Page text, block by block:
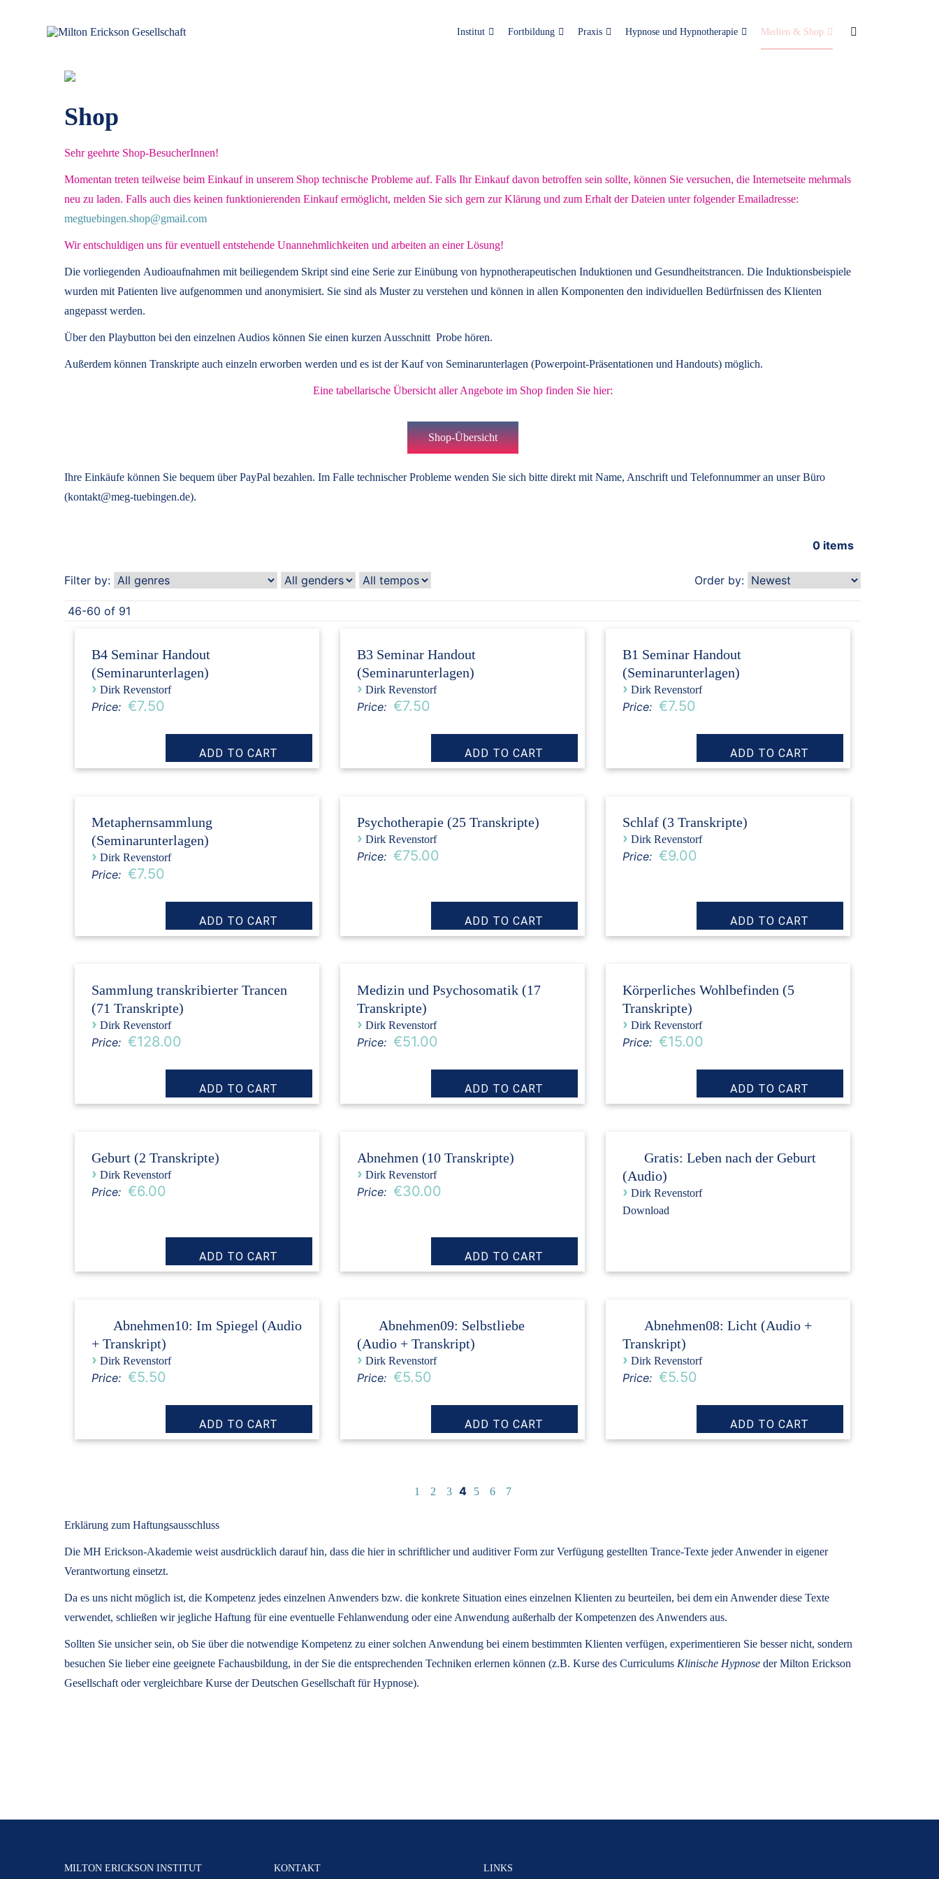
Institut Fortbildung Praxis Hypnose und Hypnotherapie Medien & Shop
Shop
Sehr geehrte Shop-BesucherInnen!
Momentan treten teilweise beim Einkauf in unserem Shop technische Probleme auf. Falls Ihr Einkauf davon betroffen sein sollte, können Sie versuchen, die Internetseite mehrmals
neu zu laden. Falls auch dies keinen funktionierenden Einkauf ermöglicht, melden Sie sich gern zur Klärung und zum Erhalt der Dateien unter folgender Emailadresse:
megtuebingen.shop@gmail.com
Wir entschuldigen uns für eventuell entstehende Unannehmlichkeiten und arbeiten an einer Lösung!
Die vorliegenden Audioaufnahmen mit beiliegendem Skript sind eine Serie zur Einübung von hypnotherapeutischen Induktionen und Gesundheitstrancen. Die Induktionsbeispiele
wurden mit Patienten live aufgenommen und anonymisiert. Sie sind als Muster zu verstehen und können in allen Komponenten den individuellen Bedürfnissen des Klienten
angepasst werden.
Über den Playbutton bei den einzelnen Audios können Sie einen kurzen Ausschnitt Probe hören.
Außerdem können Transkripte auch einzeln erworben werden und es ist der Kauf von Seminarunterlagen (Powerpoint-Präsentationen und Handouts) möglich.
Eine tabellarische Übersicht aller Angebote im Shop finden Sie hier:
Shop-Übersicht
Ihre Einkäufe können Sie bequem über PayPal bezahlen. Im Falle technischer Probleme wenden Sie sich bitte direkt mit Name, Anschrift und Telefonnummer an unser Büro
(kontakt@meg-tuebingen.de).
0 items
Filter by: Order by:
46-60 of 91
B4 Seminar Handout
(Seminarunterlagen)
› Dirk Revenstorf
Price: €7.50
B3 Seminar Handout
(Seminarunterlagen)
› Dirk Revenstorf
Price: €7.50
B1 Seminar Handout
(Seminarunterlagen)
› Dirk Revenstorf
Price: €7.50
Metaphernsammlung
(Seminarunterlagen)
› Dirk Revenstorf
Price: €7.50
Psychotherapie (25 Transkripte)
› Dirk Revenstorf
Price: €75.00
Schlaf (3 Transkripte)
› Dirk Revenstorf
Price: €9.00
Sammlung transkribierter Trancen
(71 Transkripte)
› Dirk Revenstorf
Price: €128.00
Medizin und Psychosomatik (17
Transkripte)
› Dirk Revenstorf
Price: €51.00
Körperliches Wohlbefinden (5
Transkripte)
› Dirk Revenstorf
Price: €15.00
Geburt (2 Transkripte)
› Dirk Revenstorf
Price: €6.00
Abnehmen (10 Transkripte)
› Dirk Revenstorf
Price: €30.00
Gratis: Leben nach der Geburt
(Audio)
› Dirk Revenstorf
Download
Abnehmen10: Im Spiegel (Audio
+ Transkript)
› Dirk Revenstorf
Price: €5.50
Abnehmen09: Selbstliebe
(Audio + Transkript)
› Dirk Revenstorf
Price: €5.50
Abnehmen08: Licht (Audio +
Transkript)
› Dirk Revenstorf
Price: €5.50
1 2 3 4 5 6 7
Erklärung zum Haftungsausschluss
Die MH Erickson-Akademie weist ausdrücklich darauf hin, dass die hier in schriftlicher und auditiver Form zur Verfügung gestellten Trance-Texte jeder Anwender in eigener
Verantwortung einsetzt.
Da es uns nicht möglich ist, die Kompetenz jedes einzelnen Anwenders bzw. die konkrete Situation eines einzelnen Klienten zu beurteilen, bei dem ein Anwender diese Texte
verwendet, schließen wir jegliche Haftung für eine eventuelle Fehlanwendung oder eine Anwendung außerhalb der Kompetenzen des Anwenders aus.
Sollten Sie unsicher sein, ob Sie über die notwendige Kompetenz zu einer solchen Anwendung bei einem bestimmten Klienten verfügen, experimentieren Sie besser nicht, sondern
besuchen Sie lieber eine geeignete Fachausbildung, in der Sie die entsprechenden Techniken erlernen können (z.B. Kurse des Curriculums Klinische Hypnose der Milton Erickson
Gesellschaft oder vergleichbare Kurse der Deutschen Gesellschaft für Hypnose).
MILTON ERICKSON INSTITUT KONTAKT LINKS